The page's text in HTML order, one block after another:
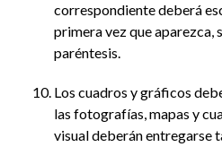
correspondiente deberá
primera vez que aparezca,
paréntesis.
Los cuadros y gráficos
las fotografías, mapas y
visual deberán entregarse